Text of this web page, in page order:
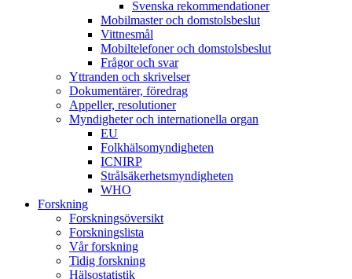
Svenska rekommendationer
Mobilmaster och domstolsbeslut
Vittnesmål
Mobiltelefoner och domstolsbeslut
Frågor och svar
Yttranden och skrivelser
Dokumentärer, föredrag
Appeller, resolutioner
Myndigheter och internationella organ
EU
Folkhälsomyndigheten
ICNIRP
Strålsäkerhetsmyndigheten
WHO
Forskning
Forskningsöversikt
Forskningslista
Vår forskning
Tidig forskning
Hälsostatistik